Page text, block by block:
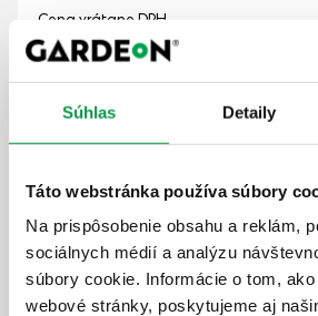
Súhlas Detaily
Táto webstránka používa súbory
Na prispôsobenie obsahu a reklám,
sociálnych médií a analýzu
súbory cookie. Informácie o tom,
webové stránky, poskytujeme aj
Cena vrátane DPH
8-10 týždňov
Zobraziť detail
Montovaná stavba
mieru
Nenašli ste čo ste hľadali? Máte